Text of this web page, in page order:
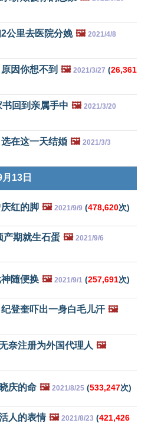
公里去医院分娩 🖼️ 2021/4/8
因你想不到 🖼️ 2021/3/27 (26,361
回到亲属手中 🖼️ 2021/3/20
在这一天结婚 🖼️ 2021/3/3
13日
红的脚 🖼️ 2021/9/9 (478,620次)
产期就生石蛋 🖼️ 2021/9/6
随便换 🖼️ 2021/9/1 (257,691次)
登奎吓出一身白毛儿汗 🖼️
奈注册为外国代理人 🖼️
庆的命 🖼️ 2021/8/25 (533,247次)
人的表情 🖼️ 2021/8/23 (421,426